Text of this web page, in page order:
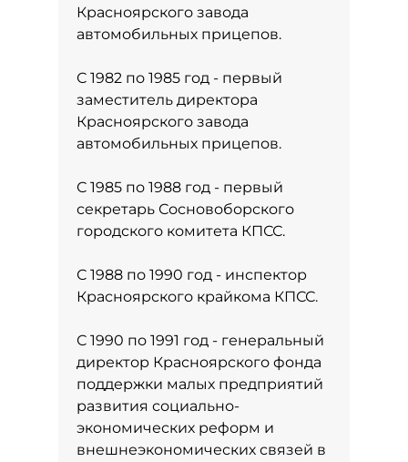
Красноярского завода
автомобильных прицепов.
С 1982 по 1985 год - первый
заместитель директора
Красноярского завода
автомобильных прицепов.
С 1985 по 1988 год - первый
секретарь Сосновоборского
городского комитета КПСС.
С 1988 по 1990 год - инспектор
Красноярского крайкома КПСС.
С 1990 по 1991 год - генеральный
директор Красноярского фонда
поддержки малых предприятий
развития социально-
экономических реформ и
внешнеэкономических связей в